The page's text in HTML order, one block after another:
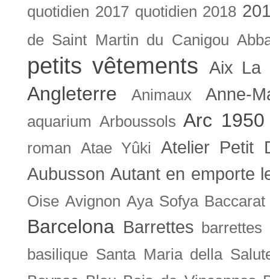
quotidien 2017 quotidien 2018
de Saint Martin du Canigou
petits vêtements Aix La
Angleterre Animaux Anne-
aquarium Arboussols Arc 1950
roman Atae Yûki
Atelier Petit
Aubusson Autant en emporte
Oise Avignon Aya Sofya Baccarat
Barcelona Barrettes barrettes
basilique Santa Maria della